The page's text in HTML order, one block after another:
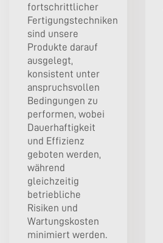
fortschrittlicher
Fertigungstechniken
sind unsere
Produkte darauf
ausgelegt,
konsistent unter
anspruchsvollen
Bedingungen zu
performen, wobei
Dauerhaftigkeit
und Effizienz
geboten werden,
während
gleichzeitig
betriebliche
Risiken und
Wartungskosten
minimiert werden.